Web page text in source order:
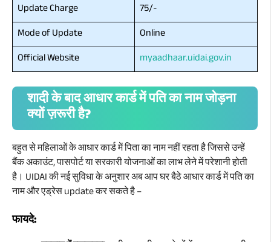
Update Charge
75/-
Mode of Update
Online
Official Website
myaadhaar.uidai.gov.in
शादी के बाद आधार कार्ड में पति का नाम जोड़ना
क्यों ज़रूरी है?
बहुत से महिलाओं के आधार कार्ड में पिता का नाम नहीं रहता है जिससे उन्हें
बैंक अकाउंट, पासपोर्ट या सरकारी योजनाओं का लाभ लेने में परेशानी होती
है। UIDAI की नई सुविधा के अनुशार अब आप घर बैठे आधार कार्ड में पति का
नाम और एड्रेस update कर सकते है –
फायदे: